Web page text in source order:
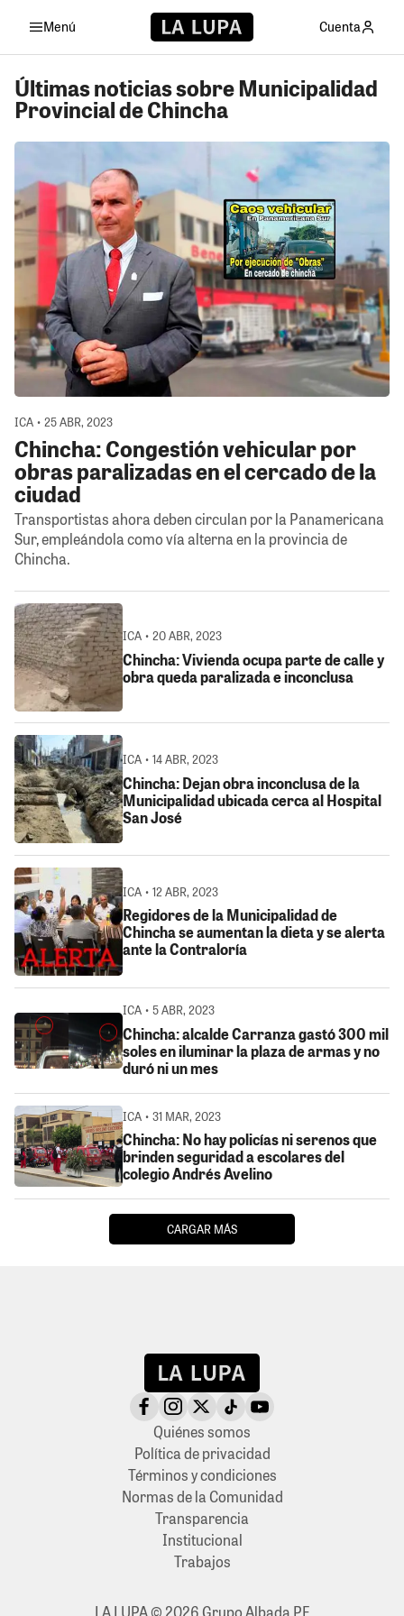
Menú Cuenta
Últimas noticias sobre Municipalidad
Provincial de Chincha
ICA • 25 ABR, 2023
Chincha: Congestión vehicular por
obras paralizadas en el cercado de la
ciudad
Transportistas ahora deben circulan por la Panamericana
Sur, empleándola como vía alterna en la provincia de
Chincha.
ICA • 20 ABR, 2023
Chincha: Vivienda ocupa parte de calle y
obra queda paralizada e inconclusa
ICA • 14 ABR, 2023
Chincha: Dejan obra inconclusa de la
Municipalidad ubicada cerca al Hospital
San José
ICA • 12 ABR, 2023
Regidores de la Municipalidad de
Chincha se aumentan la dieta y se alerta
ante la Contraloría
ICA • 5 ABR, 2023
Chincha: alcalde Carranza gastó 300 mil
soles en iluminar la plaza de armas y no
duró ni un mes
ICA • 31 MAR, 2023
Chincha: No hay policías ni serenos que
brinden seguridad a escolares del
colegio Andrés Avelino
CARGAR MÁS
Quiénes somos
Política de privacidad
Términos y condiciones
Normas de la Comunidad
Transparencia
Institucional
Trabajos
LA LUPA © 2026 Grupo Albada PE